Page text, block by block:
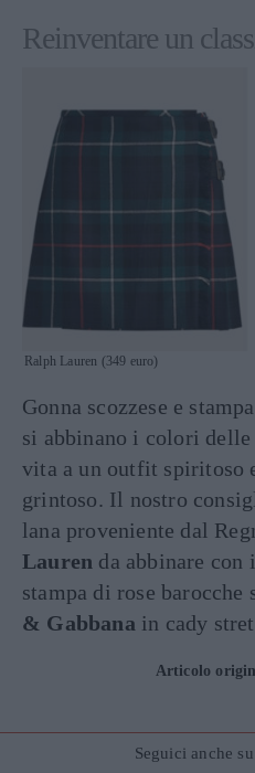
Reinventare un
Ralph Lauren (349 euro)
Gonna scozzese e
si abbinano i colori
vita a un outfit spiritoso
grintoso. Il nostro
lana proveniente dal
Lauren da abbinare
stampa di rose
& Gabbanain cady
Articolo
Seguici anche